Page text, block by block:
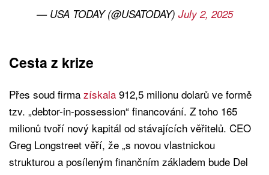
— USA TODAY (@USATODAY) July 2, 2025
Cesta z krize
Přes soud firma získala 912,5 milionu dolarů ve formě
tzv. „debtor-in-possession“ financování. Z toho 165
milionů tvoří nový kapitál od stávajících věřitelů. CEO
Greg Longstreet věří, že „s novou vlastnickou
strukturou a posíleným finančním základem bude Del